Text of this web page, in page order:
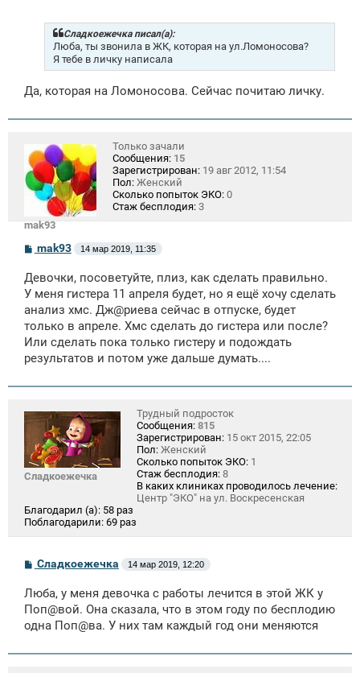
Сладкоежечка писал(а):
Люба, ты звонила в ЖК, которая на ул.Ломоносова?
Я тебе в личку написала
Да, которая на Ломоносова. Сейчас почитаю личку.
mak93
Только зачали
Сообщения: 15
Зарегистрирован: 19 авг 2012, 11:54
Пол: Женский
Сколько попыток ЭКО: 0
Стаж бесплодия: 3
С
о
б
щ
н
и
mak93 14 мар 2019, 11:35
Девочки, посоветуйте, плиз, как сделать правильно.
У меня гистера 11 апреля будет, но я ещё хочу сделать
анализ хмс. Дж@риева сейчас в отпуске, будет
только в апреле. Хмс сделать до гистера или после?
Или сделать пока только гистеру и подождать
результатов и потом уже дальше думать....
Сладкоежечка
Трудный подросток
Сообщения: 815
Зарегистрирован: 15 окт 2015, 22:05
Пол: Женский
Сколько попыток ЭКО: 1
Стаж бесплодия: 8
В каких клиниках проводилось лечение:
Центр "ЭКО" на ул. Воскресенская
Благодарил (а): 58 раз
Поблагодарили: 69 раз
С
о
б
щ
н
е
Сладкоежечка 14 мар 2019, 12:20
Люба, у меня девочка с работы лечится в этой ЖК у
Поп@вой. Она сказала, что в этом году по бесплодию
одна Поп@ва. У них там каждый год они меняются